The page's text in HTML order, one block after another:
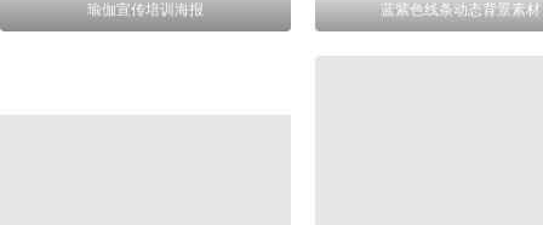
瑜伽宣传培训海报 蓝紫色线条动态背景素材